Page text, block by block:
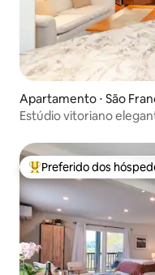
Apartamento ⋅ São
Estúdio vitoriano
Entre os melhores
Preferido dos